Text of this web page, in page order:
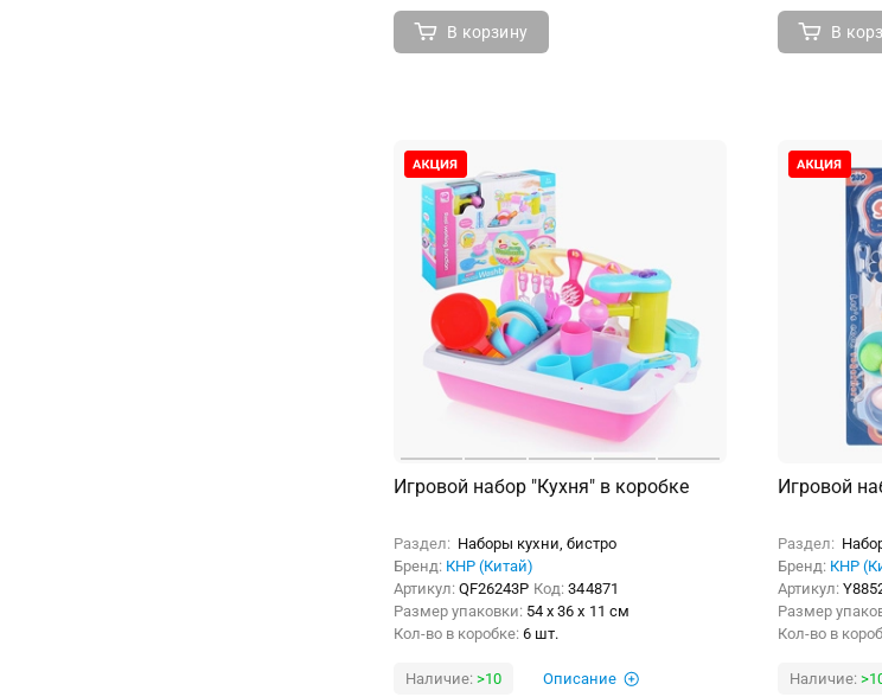
В корзину В
Игровой набор "Кухня" в коробке
Раздел: Наборы кухни, бистро
Бренд: КНР (Китай)
Артикул: QF26243P Код:344871
Размер упаковки: 54 x 36 x 11 см
Кол-во в коробке: 6 шт.
Наличие: >10 Описание
Игровой
Раздел:
Бренд: КНР
Артикул:
Размер
Кол-во в
Наличие: